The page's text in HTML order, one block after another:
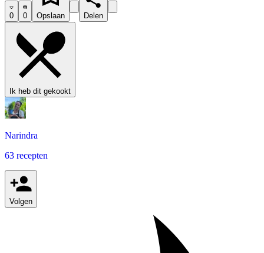
0 0 Opslaan Delen
Ik heb dit gekookt
Narindra
63 recepten
Volgen